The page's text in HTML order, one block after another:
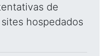
de
hospedados